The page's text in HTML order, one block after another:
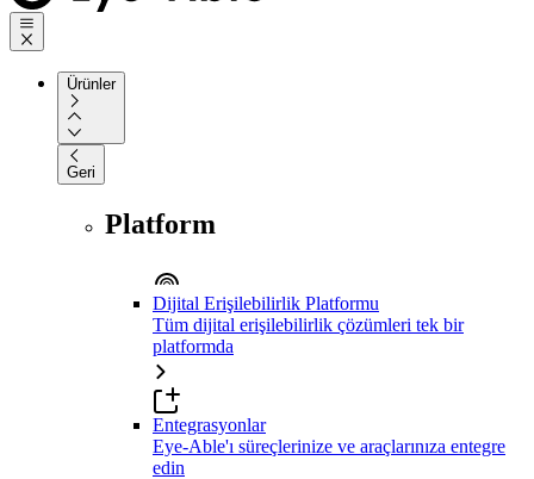
Ürünler
Geri
Platform
Dijital Erişilebilirlik Platformu
Tüm dijital erişilebilirlik çözümleri tek bir
platformda
Entegrasyonlar
Eye-Able'ı süreçlerinize ve araçlarınıza entegre
edin